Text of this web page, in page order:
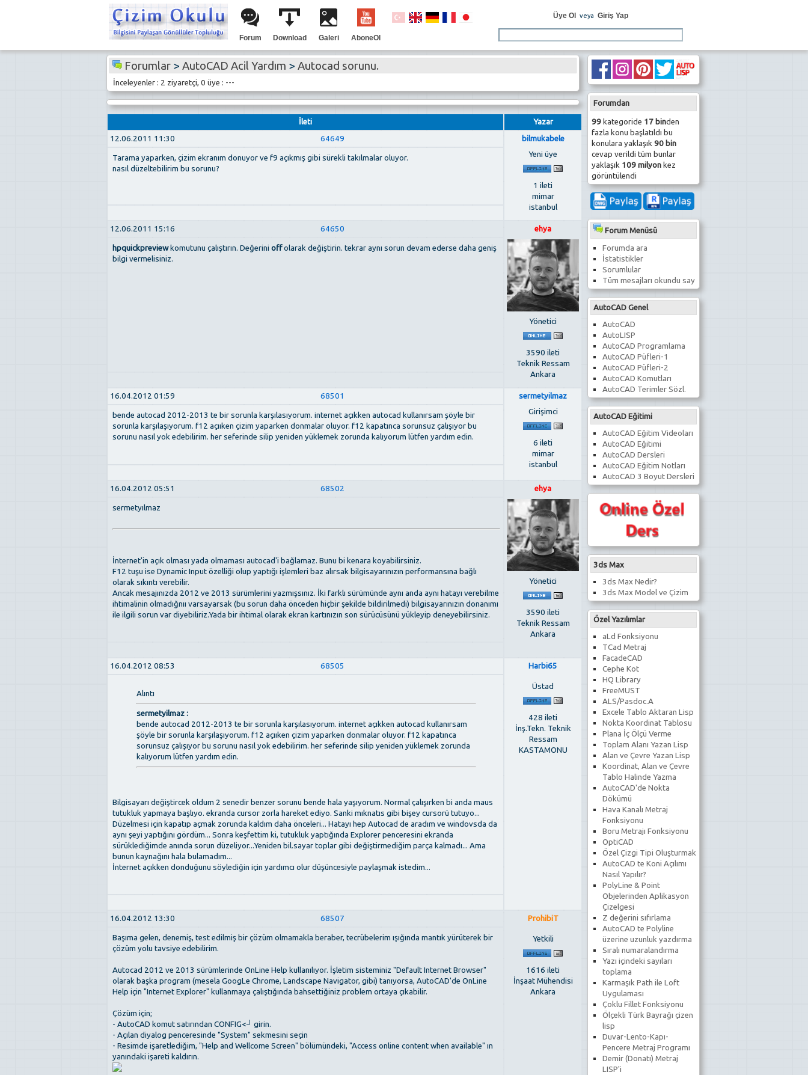
Forum Download Galeri AboneOl
Üye Ol veya Giriş Yap
Forumdan
99kategoride 17 binden
fazla konu başlatıldı bu
konulara yaklaşık 90 bin
cevap verildi tüm bunlar
yaklaşık 109 milyonkez
görüntülendi
Forum Menüsü
Forumda ara
İstatistikler
Sorumlular
Tüm mesajları okundu say
AutoCAD Genel
AutoCAD
AutoLISP
AutoCAD Programlama
AutoCAD Püfleri-1
AutoCAD Püfleri-2
AutoCAD Komutları
AutoCAD Terimler Sözl.
AutoCAD Eğitimi
AutoCAD Eğitim Videoları
AutoCAD Eğitimi
AutoCAD Dersleri
AutoCAD Eğitim Notları
AutoCAD 3 Boyut Dersleri
3ds Max
3ds Max Nedir?
3ds Max Model ve Çizim
Özel Yazılımlar
aLd Fonksiyonu
TCad Metraj
FacadeCAD
Cephe Kot
HQ Library
FreeMUST
ALS/Pasdoc.A
Excele Tablo Aktaran Lisp
Nokta Koordinat Tablosu
Plana İç Ölçü Verme
Toplam Alanı Yazan Lisp
Alan ve Çevre Yazan Lisp
Koordinat, Alan ve Çevre
Tablo Halinde Yazma
AutoCAD'de Nokta
Dökümü
Hava Kanalı Metraj
Fonksiyonu
Boru Metrajı Fonksiyonu
OptiCAD
Özel Çizgi Tipi Oluşturmak
AutoCAD te Koni Açılımı
Nasıl Yapılır?
PolyLine & Point
Objelerinden Aplikasyon
Çizelgesi
Z değerini sıfırlama
AutoCAD te Polyline
üzerine uzunluk yazdırma
Sıralı numaralandırma
Yazı içindeki sayıları
toplama
Karmaşık Path ile Loft
Uygulaması
Çoklu Fillet Fonksiyonu
Ölçekli Türk Bayrağı çizen
lisp
Duvar-Lento-Kapı-
Pencere Metraj Programı
Demir (Donatı) Metraj
LISP'i
Forumlar> AutoCAD Acil Yardım > Autocad sorunu.
İnceleyenler : 2 ziyaretçi, 0 üye : ---
İleti
Yazar
12.06.2011 11:30
64649
bilmukabele
Yeni üye
1 ileti
mimar
istanbul
Tarama yaparken, çizim ekranım donuyor ve f9 açıkmış gibi sürekli takılmalar oluyor.
nasıl düzeltebilirim bu sorunu?
12.06.2011 15:16 64650 ehya
Yönetici
3590 ileti
Teknik Ressam
Ankara
hpquickpreviewkomutunu çalıştırın. Değerini offolarak değiştirin. tekrar aynı sorun devam ederse daha geniş
bilgi vermelisiniz.
16.04.2012 01:59 68501
sermetyilmaz
Girişimci
6 ileti
mimar
istanbul
bende autocad 2012-2013 te bir sorunla karşılasıyorum. internet açıkken autocad kullanırsam şöyle bir
sorunla karşılaşıyorum. f12 açııken çizim yaparken donmalar oluyor. f12 kapatınca sorunsuz çalışıyor bu
sorunu nasıl yok edebilirim. her seferinde silip yeniden yüklemek zorunda kalıyorum lütfen yardım edin.
16.04.2012 05:51 68502 ehya
Yönetici
3590 ileti
Teknik Ressam
Ankara
sermetyılmaz
İnternet'in açık olması yada olmaması autocad'i bağlamaz. Bunu bi kenara koyabilirsiniz.
F12 tuşu ise Dynamic Input özelliği olup yaptığı işlemleri baz alırsak bilgisayarınızın performansına bağlı
olarak sıkıntı verebilir.
Ancak mesajınızda 2012 ve 2013 sürümlerini yazmışsınız. İki farklı sürümünde aynı anda aynı hatayı verebilme
ihtimalinin olmadığnıı varsayarsak (bu sorun daha önceden hiçbir şekilde bildirilmedi) bilgisayarınızın donanımı
ile ilgili sorun var diyebiliriz.Yada bir ihtimal olarak ekran kartınızın son sürücüsünü yükleyip deneyebilirsiniz.
16.04.2012 08:53 68505 Harbi65
Üstad
428 ileti
İnş.Tekn. Teknik
Ressam
KASTAMONU
Alıntı
sermetyilmaz :
bende autocad 2012-2013 te bir sorunla karşılasıyorum. internet açıkken autocad kullanırsam
şöyle bir sorunla karşılaşıyorum. f12 açııken çizim yaparken donmalar oluyor. f12 kapatınca
sorunsuz çalışıyor bu sorunu nasıl yok edebilirim. her seferinde silip yeniden yüklemek zorunda
kalıyorum lütfen yardım edin.
Bilgisayarı değiştircek oldum 2 senedir benzer sorunu bende hala yaşıyorum. Normal çalışırken bi anda maus
tutukluk yapmaya başlıyo. ekranda cursor zorla hareket ediyo. Sanki mıknatıs gibi bişey cursorü tutuyo...
Düzelmesi için kapatıp açmak zorunda kaldım daha önceleri... Hatayı hep Autocad de aradım ve windovsda da
aynı şeyi yaptığını gördüm... Sonra keşfettim ki, tutukluk yaptığında Explorer penceresini ekranda
sürüklediğimde anında sorun düzeliyor...Yeniden bil.sayar toplar gibi değiştirmediğim parça kalmadı... Ama
bunun kaynağını hala bulamadım...
İnternet açıkken donduğunu söylediğin için yardımcı olur düşüncesiyle paylaşmak istedim...
16.04.2012 13:30 68507 ProhibiT
Yetkili
1616 ileti
İnşaat Mühendisi
Ankara
Başıma gelen, denemiş, test edilmiş bir çözüm olmamakla beraber, tecrübelerim ışığında mantık yürüterek bir
çözüm yolu tavsiye edebilirim.
Autocad 2012 ve 2013 sürümlerinde OnLine Help kullanılıyor. İşletim sisteminiz "Default Internet Browser"
olarak başka program (mesela GoogLe Chrome, Landscape Navigator, gibi) tanıyorsa, AutoCAD'de OnLine
Help için "Internet Explorer" kullanmaya çalıştığında bahsettiğiniz problem ortaya çıkabilir.
Çözüm için;
- AutoCAD komut satırından CONFIG<┘ girin.
- Açılan diyalog penceresinde "System" sekmesini seçin
- Resimde işaretlediğim, "Help and Wellcome Screen" bölümündeki, "Access online content when available" ın
yanındaki işareti kaldırın.